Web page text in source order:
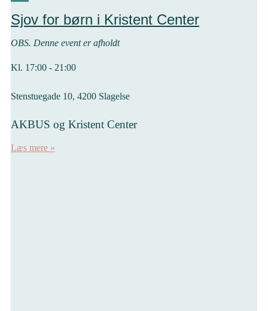
Sjov for børn i Kristent Center
OBS. Denne event er afholdt
Kl. 17:00 - 21:00
Stenstuegade 10, 4200 Slagelse
AKBUS og Kristent Center
Læs mere »